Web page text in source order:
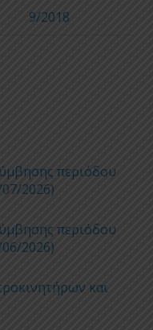
9/2018
περιόδου
2026)
περιόδου
2026)
και